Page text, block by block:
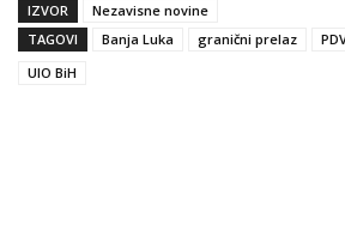
IZVOR
Nezavisne novine
TAGOVI
Banja Luka granični prelaz
UIO BiH